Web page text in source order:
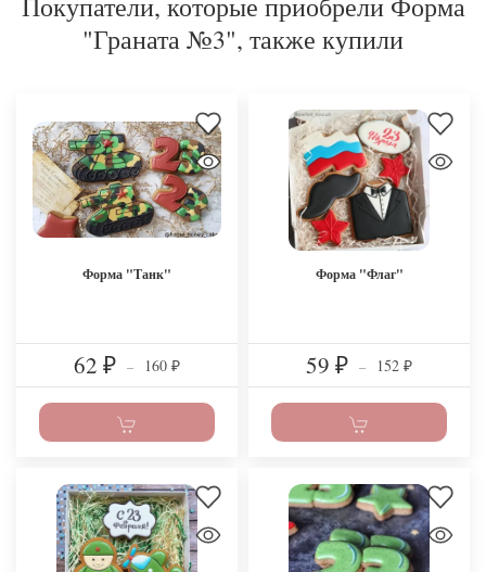
"Граната №3", также купили
Форма "Танк"
62 ₽ – 160 ₽
Форма "Флаг"
59 ₽ – 152 ₽